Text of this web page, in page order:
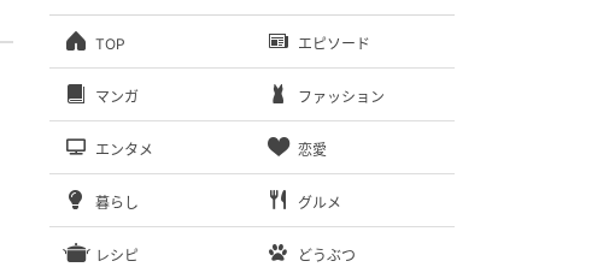
TOP エピソード
マンガ ファッション
エンタメ 恋愛
暮らし グルメ
レシピ どうぶつ